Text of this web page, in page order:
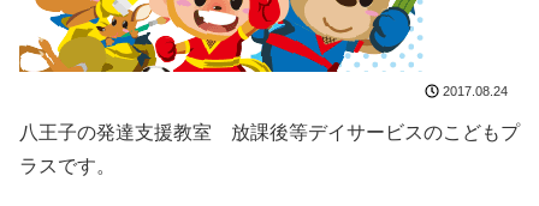
2017.08.24
八王子の発達支援教室 放課後等デイサービスのこどもプ
ラスです。